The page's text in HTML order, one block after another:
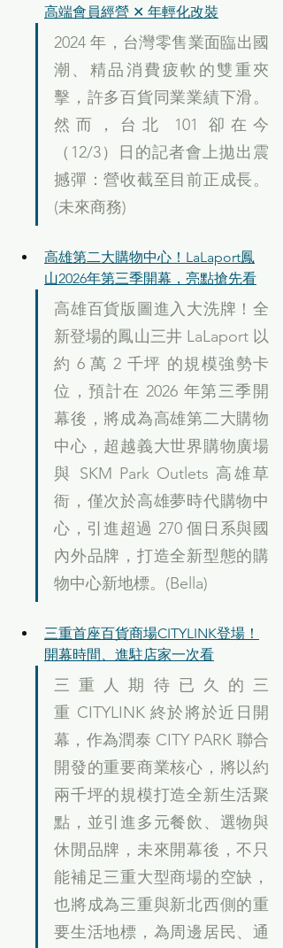
高端會員經營 ✕ 年輕化改裝
2024 年，台灣零售業面臨出國
潮、精品消費疲軟的雙重夾
擊，許多百貨同業業績下滑。
然而，台北 101 卻在今
（12/3）日的記者會上拋出震
撼彈：營收截至目前正成長。
(未來商務)
高雄第二大購物中心！LaLaport鳳
山2026年第三季開幕，亮點搶先看
高雄百貨版圖進入大洗牌！全
新登場的鳳山三井 LaLaport 以
約 6 萬 2 千坪 的規模強勢卡
位，預計在 2026 年第三季開
幕後，將成為高雄第二大購物
中心，超越義大世界購物廣場
與 SKM Park Outlets 高雄草
衙，僅次於高雄夢時代購物中
心，引進超過 270 個日系與國
內外品牌，打造全新型態的購
物中心新地標。(Bella)
三重首座百貨商場CITYLINK登場！
開幕時間、進駐店家一次看
三重人期待已久的三
重 CITYLINK 終於將於近日開
幕，作為潤泰 CITY PARK 聯合
開發的重要商業核心，將以約
兩千坪的規模打造全新生活聚
點，並引進多元餐飲、選物與
休閒品牌，未來開幕後，不只
能補足三重大型商場的空缺，
也將成為三重與新北西側的重
要生活地標，為周邊居民、通